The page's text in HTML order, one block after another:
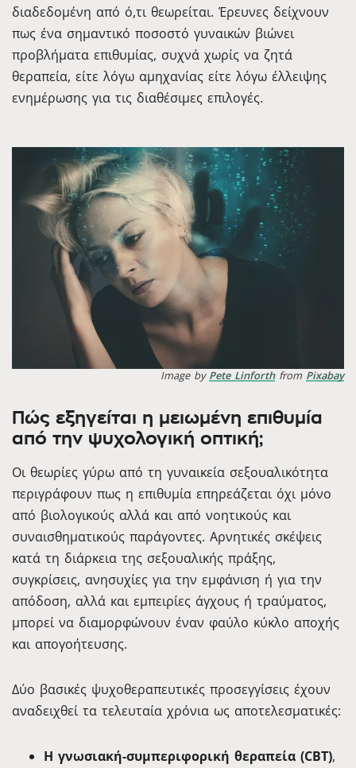
διαδεδομένη από ό,τι θεωρείται. Έρευνες δείχνουν
πως ένα σημαντικό ποσοστό γυναικών βιώνει
προβλήματα επιθυμίας, συχνά χωρίς να ζητά
θεραπεία, είτε λόγω αμηχανίας είτε λόγω έλλειψης
ενημέρωσης για τις διαθέσιμες επιλογές.
Image by Pete Linforthfrom Pixabay
Πώς εξηγείται η μειωμένη επιθυμία
από την ψυχολογική οπτική;
Οι θεωρίες γύρω από τη γυναικεία σεξουαλικότητα
περιγράφουν πως η επιθυμία επηρεάζεται όχι μόνο
από βιολογικούς αλλά και από νοητικούς και
συναισθηματικούς παράγοντες. Αρνητικές σκέψεις
κατά τη διάρκεια της σεξουαλικής πράξης,
συγκρίσεις, ανησυχίες για την εμφάνιση ή για την
απόδοση, αλλά και εμπειρίες άγχους ή τραύματος,
μπορεί να διαμορφώνουν έναν φαύλο κύκλο αποχής
και απογοήτευσης.
Δύο βασικές ψυχοθεραπευτικές προσεγγίσεις έχουν
αναδειχθεί τα τελευταία χρόνια ως αποτελεσματικές:
Η γνωσιακή-συμπεριφορική θεραπεία (CBT),